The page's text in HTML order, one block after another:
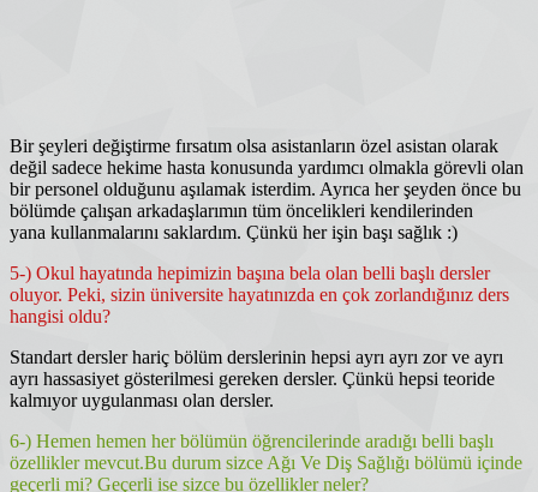
Bir şeyleri değiştirme fırsatım olsa asistanların özel asistan olarak
değil sadece hekime hasta konusunda yardımcı olmakla görevli olan
bir personel olduğunu aşılamak isterdim. Ayrıca her şeyden önce bu
bölümde çalışan arkadaşlarımın tüm öncelikleri kendilerinden
yana kullanmalarını saklardım. Çünkü her işin başı sağlık :)
5-) Okul hayatında hepimizin başına bela olan belli başlı dersler
oluyor. Peki, sizin üniversite hayatınızda en çok zorlandığınız ders
hangisi oldu?
Standart dersler hariç bölüm derslerinin hepsi ayrı ayrı zor ve ayrı
ayrı hassasiyet gösterilmesi gereken dersler. Çünkü hepsi teoride
kalmıyor uygulanması olan dersler.
6-) Hemen hemen her bölümün öğrencilerinde aradığı belli başlı
özellikler mevcut.Bu durum sizce Ağı Ve Diş Sağlığı bölümü içinde
geçerli mi? Geçerli ise sizce bu özellikler neler?